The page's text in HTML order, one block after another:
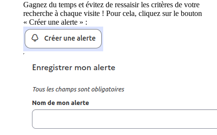
Gagnez du temps et évitez de ressaisir les critères de votre
recherche à chaque visite ! Pour cela, cliquez sur le bouton
« Créer une alerte » :